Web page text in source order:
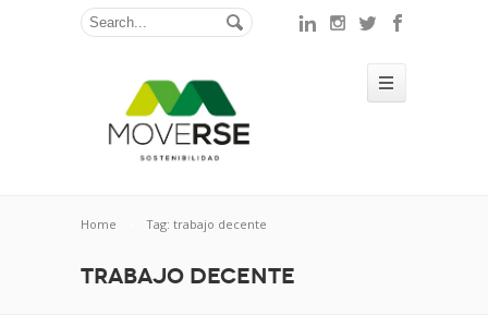
Home Tag: trabajo decente
trabajo decente